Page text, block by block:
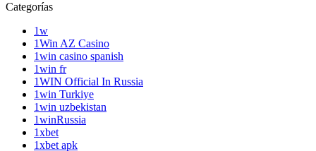
Categorías
1w
1Win AZ Casino
1win casino spanish
1win fr
1WIN Official In Russia
1win Turkiye
1win uzbekistan
1winRussia
1xbet
1xbet apk